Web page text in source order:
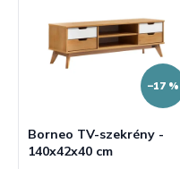
–17 %
Borneo TV-szekrény -
140x42x40 cm